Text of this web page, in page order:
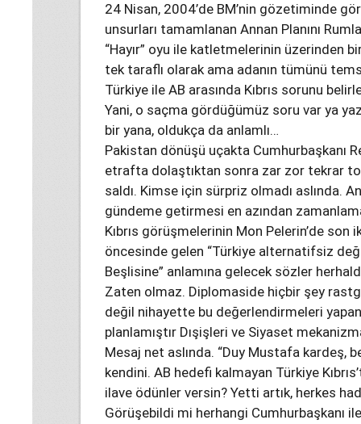
24 Nisan, 2004’de BM’nin gözetiminde
unsurları tamamlanan Annan Planını
“Hayır” oyu ile katletmelerinin üzerinden
tek taraflı olarak ama adanın tümünü
Türkiye ile AB arasında Kıbrıs sorunu
Yani, o saçma gördüğümüz soru var ya
bir yana, oldukça da anlamlı…
Pakistan dönüşü uçakta Cumhurbaşkanı
etrafta dolaştıktan sonra zar zor tekrar
saldı. Kimse için sürpriz olmadı aslında.
gündeme getirmesi en azından
Kıbrıs görüşmelerinin Mon Pelerin’de son
öncesinde gelen “Türkiye alternatifsiz
Beşlisine” anlamına gelecek sözler
Zaten olmaz. Diplomaside hiçbir şey
değil nihayette bu değerlendirmeleri
planlamıştır Dışişleri ve Siyaset
Mesaj net aslında. “Duy Mustafa kardeş,
kendini. AB hedefi kalmayan Türkiye
ilave ödünler versin? Yetti artık, herkes
Görüşebildi mi herhangi Cumhurbaşkanı